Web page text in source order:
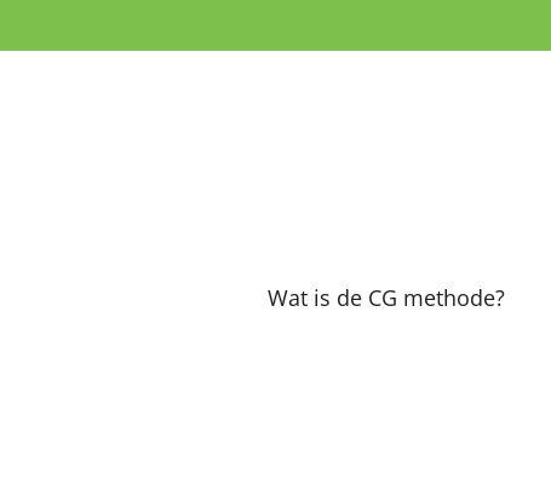
direct
Wat is de CG methode?